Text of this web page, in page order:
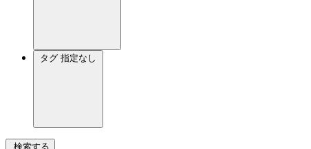
タグ 指定なし
検索する